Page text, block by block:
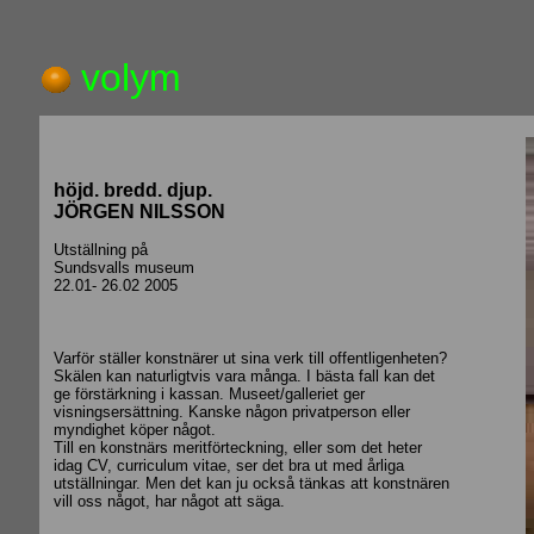
volym
höjd. bredd. djup.
JÖRGEN NILSSON
Utställning på
Sundsvalls museum
22.01- 26.02 2005
Varför ställer konstnärer ut sina verk till offentligenheten?
Skälen kan naturligtvis vara många. I bästa fall kan det
ge förstärkning i kassan. Museet/galleriet ger
visningsersättning. Kanske någon privatperson eller
myndighet köper något.
Till en konstnärs meritförteckning, eller som det heter
idag CV, curriculum vitae, ser det bra ut med årliga
utställningar. Men det kan ju också tänkas att konstnären
vill oss något, har något att säga.